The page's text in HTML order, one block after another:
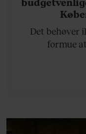
Det behøver
formue